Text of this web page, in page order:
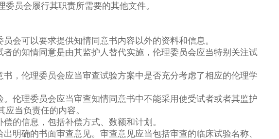
员会履行其职责所需要的其他文件。
会可以要求提供知情同意书内容以外的资料和信息。
的知情同意是由其监护人替代实施，伦理委员会应当特别关注试
，伦理委员会应当审查试验方案中是否充分考虑了相应的伦理学
伦理委员会应当审查知情同意书中不能采用使受试者或者其监护
当负责任的内容。
的信息，包括补偿方式、数额和计划。
明确的书面审查意见。审查意见应当包括审查的临床试验名称、